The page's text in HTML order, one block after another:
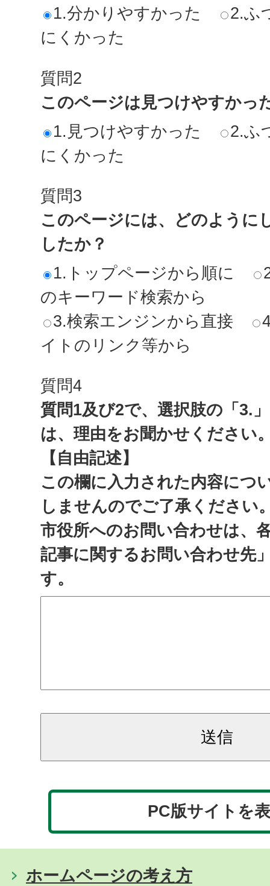
1.分かりやすかった
2.ふ
にくかった
質問2
このページは見つけやすかっ
1.見つけやすかった
2.ふ
にくかった
質問3
このページには、どのように
したか？
1.トップページから順に
のキーワード検索から
3.検索エンジンから直接
イトのリンク等から
質問4
質問1及び2で、選択肢の「3.
は、理由をお聞かせください
【自由記述】
この欄に入力された内容につ
しませんのでご了承ください
市役所へのお問い合わせは、
記事に関するお問い合わせ先
す。
PC版サイトを
ホームページの考え方